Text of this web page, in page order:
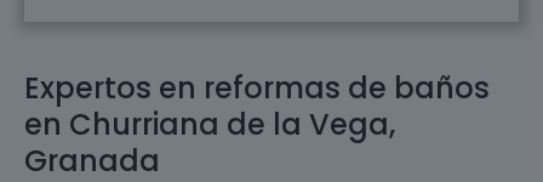
Expertos en reformas de baños
en Churriana de la Vega,
Granada